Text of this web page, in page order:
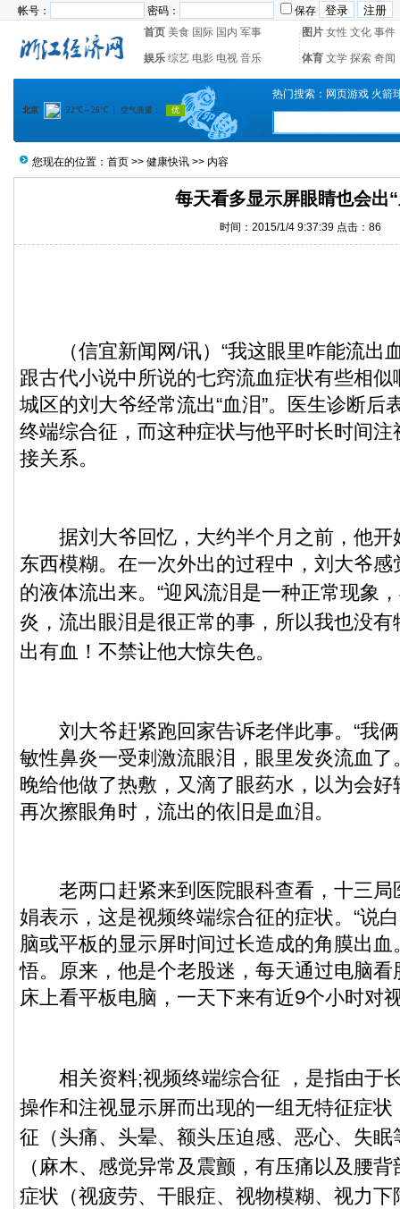
帐号： 密码：
保存
首页 美食 国际 国内 军事 图片 女性 文化 事件
娱乐 综艺 电影 电视 音乐 体育 文学 探索 奇闻
热门搜索： 网页游戏 火箭
您现在的位置： 首页 >> 健康快讯 >> 内容
每天看多显示屏眼睛也会出
时间：2015/1/4 9:37:39 点击： 86
（信宜新闻 网/讯）“我这眼里咋能流出
跟古代小说中所说的七窍流血症状有些相似
城区的刘大爷经常流出“血泪”。医生诊断后
终端综合征，而这种症状与他平时长时间
接关系。
据刘大爷回忆，大约半个月之前，他开
东西模糊。在一次外出的过程中，刘大爷
的液体流出来。 “迎风流泪是一种正常现象
炎，流出眼泪是很正常的事，所以我也没有
出有血！不禁让他大惊失色。
刘大爷赶紧跑回家告诉老伴此事。“我俩
敏性鼻炎一受刺激流眼泪，眼里发炎流血了
晚给他做了热敷，又滴了眼药水，以为会
再次擦眼角时，流出的依旧是血泪。
老两口赶紧来到医院眼科查看，十三局
娟表示，这是视频终端综合征的症状。“说
脑或平板的显示屏时间过长造成的角膜出血
悟。原来，他是个老股迷，每天通过电脑
床上看平板电脑，一天下来有近9个小时对
相关资料;视频终端综合征 ，是指由于
操作和注视显示屏而出现的一组无特征症
征（头痛、头晕、额头压迫感、恶心、失
（麻木、感觉异常及震颤，有压痛以及腰
症状（视疲劳、干眼症、视物模糊、视力